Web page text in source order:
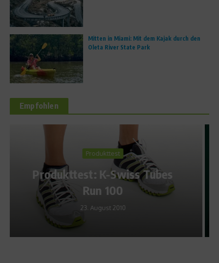
Mitten in Miami: Mit dem Kajak durch den
Oleta River State Park
Empfohlen
Sports in the City
50 Tage bis Sotschi –
Boykott, Baikalsee und
Bestechung